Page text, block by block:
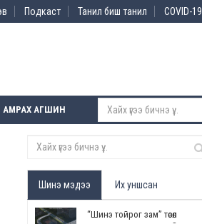
Подкаст Танил биш танил COVID-19
АМРАХ АГШИН
Шинэ мэдээ Их уншсан
“Шинэ тойрог зам” төсөл